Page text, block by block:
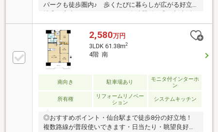
パークも徒歩圏内♪ 歩くたびに暮らしが広がる好立
をスグに始められるようエアコン１台完備◎◇◆リフ
ォーム内容◆◇・システムキッチン・ユニットバス・
洗面化粧台・トイレ・配管(専有部分)・クロス全室・
床材・ハウスクリーニング実施等◇◆エリア情報
◆◇・榴岡小学校：徒歩約5分・宮城野中学校：徒歩
約15分・いたがき：徒歩約7分・牛たん炭焼 利久 東口
分店：徒歩約5分
2,580万円
3LDK 61.38m2
4階 南
南向き 駐車場あり
モニタ付インターホ
ン
所有権
リフォームリノベー
ション
システムキッチン
◎おすすめポイント・仙台駅まで徒歩8分の好立地！
複数路線が普段使いできます・日当たり・眺望良好な